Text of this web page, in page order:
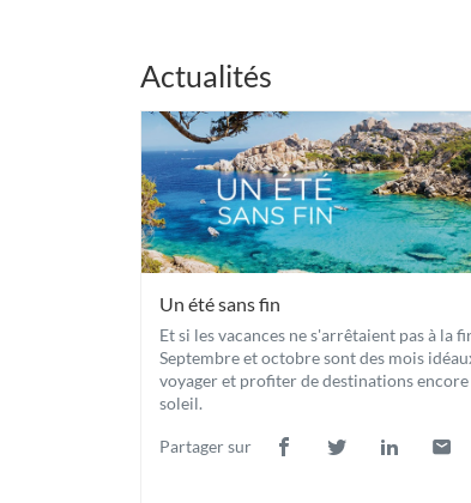
en
Baroeul
Actualités
Un été sans fin
Et si les vacances ne s'arrêtaient pas à la
Septembre et octobre sont des mois
voyager et profiter de destinations encore
soleil.
Partager sur
Lien
(ouvreLien
(ouvreLien
(ouvreLien